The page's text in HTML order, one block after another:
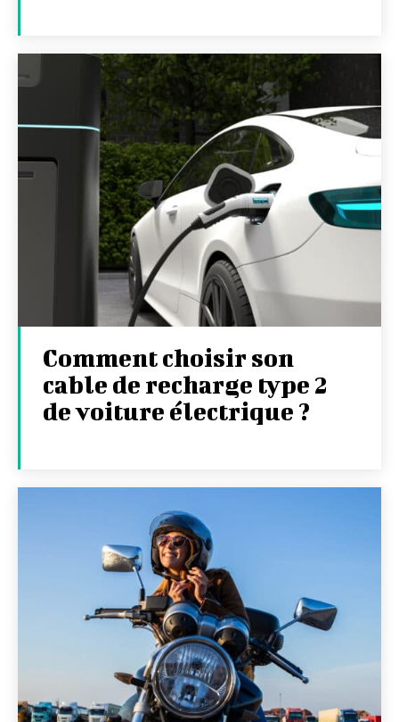
Comment choisir son
cable de recharge type 2
de voiture électrique ?